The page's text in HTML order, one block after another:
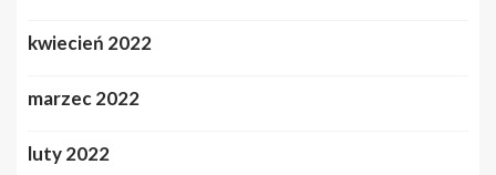
kwiecień 2022
marzec 2022
luty 2022